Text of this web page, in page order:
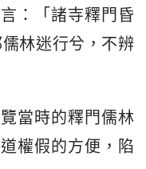
：「諸寺釋門昏
林迷行兮，不辨
當時的釋門儒林
權假的方便，陷